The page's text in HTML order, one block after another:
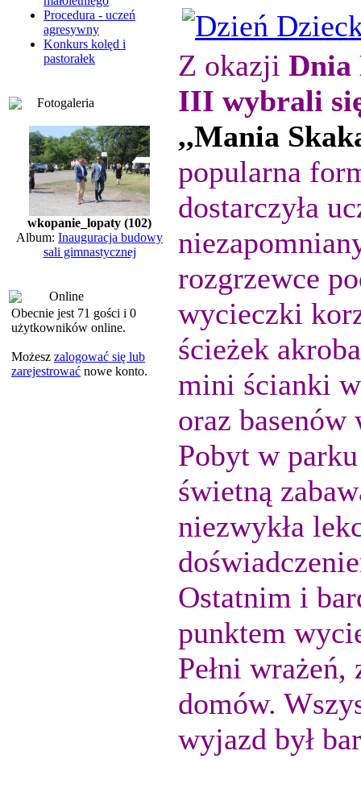
Procedura - uczeń
agresywny
Konkurs kolęd i
pastorałek
Fotogaleria
wkopanie_lopaty (102)
Album: Inauguracja budowy
sali gimnastycznej
Online
Obecnie jest 71 gości i 0
użytkowników online.
Możesz zalogować się lub
zarejestrować nowe konto.
Z okazji Dnia
III wybrali
,,Mania
popularna
dostarczyła
rozgrzewce
wycieczki
ścieżek
mini ścianki
oraz basenów
Pobyt w
świetną
niezwykła
Ostatnim i
punktem
Pełni
domów.
wyjazd był